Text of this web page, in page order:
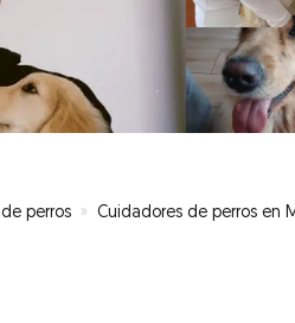
perros » Cuidadores de perros en